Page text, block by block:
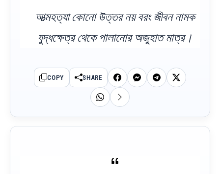
আত্মহত্যা কোনো উত্তর নয় বরং জীবন নামক
যুদ্ধক্ষেত্র থেকে পালানোর অজুহাত মাত্র।
COPY SHARE